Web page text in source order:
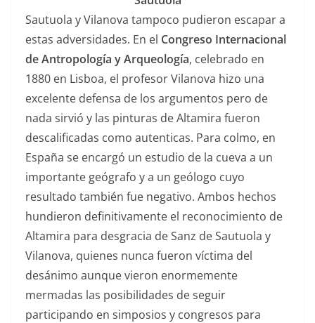
Sautuola y Vilanova tampoco pudieron escapar a
estas adversidades. En el Congreso Internacional
de Antropología y Arqueología, celebrado en
1880 en Lisboa, el profesor Vilanova hizo una
excelente defensa de los argumentos pero de
nada sirvió y las pinturas de Altamira fueron
descalificadas como autenticas. Para colmo, en
España se encargó un estudio de la cueva a un
importante geógrafo y a un geólogo cuyo
resultado también fue negativo. Ambos hechos
hundieron definitivamente el reconocimiento de
Altamira para desgracia de Sanz de Sautuola y
Vilanova, quienes nunca fueron víctima del
desánimo aunque vieron enormemente
mermadas las posibilidades de seguir
participando en simposios y congresos para